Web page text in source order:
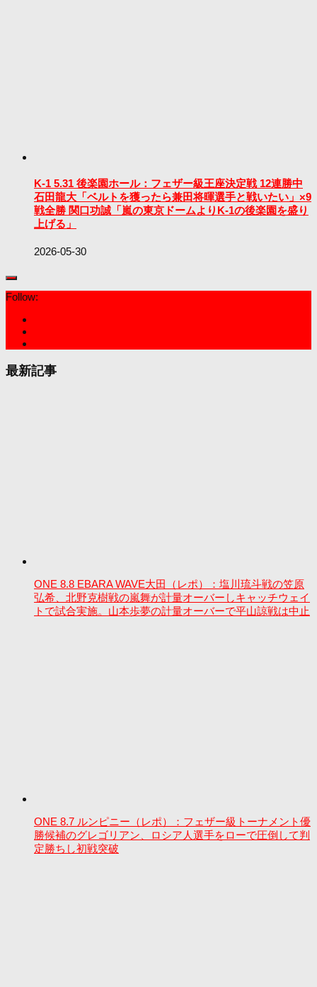
K-1 5.31 後楽園ホール：フェザー級王座決定戦 12連勝中
石田龍大「ベルトを獲ったら兼田将暉選手と戦いたい」×9
戦全勝 関口功誠「嵐の東京ドームよりK-1の後楽園を盛り
上げる」
2026-05-30
Follow:
最新記事
ONE 8.8 EBARA WAVE大田（レポ）：塩川琉斗戦の笠原
弘希、北野克樹戦の嵐舞が計量オーバーしキャッチウェイ
トで試合実施。山本歩夢の計量オーバーで平山諒戦は中止
ONE 8.7 ルンピニー（レポ）：フェザー級トーナメント優
勝候補のグレゴリアン、ロシア人選手をローで圧倒して判
定勝ちし初戦突破